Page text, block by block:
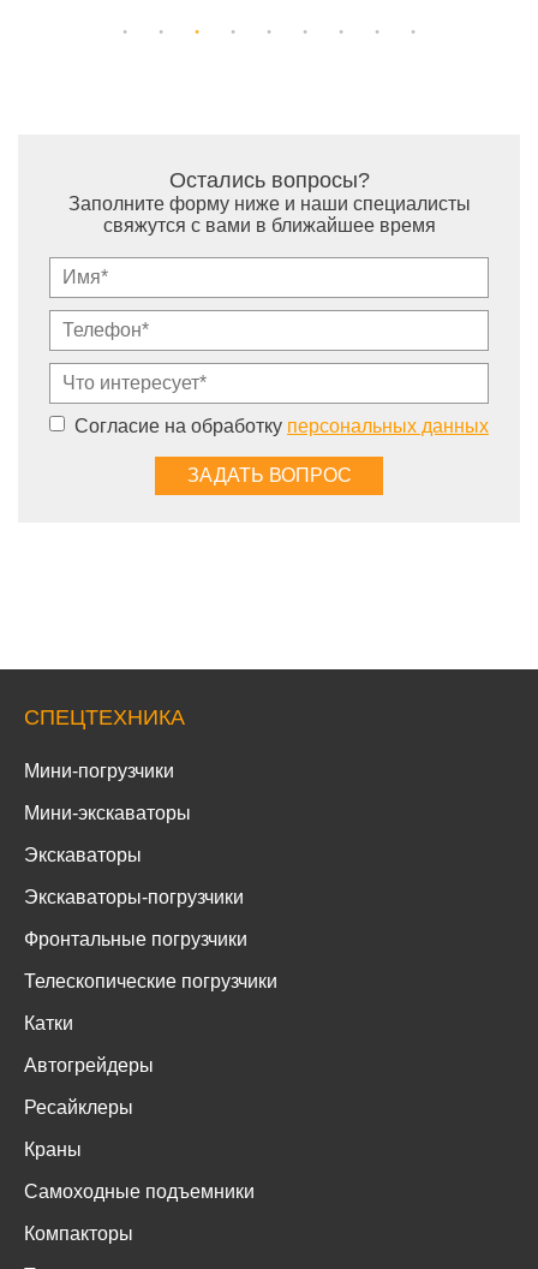
Заполните форму ниже и наши специалисты
свяжутся с вами в ближайшее время
СПЕЦТЕХНИКА
Мини-погрузчики
Мини-экскаваторы
Экскаваторы
Экскаваторы-погрузчики
Фронтальные погрузчики
Телескопические погрузчики
Катки
Автогрейдеры
Ресайклеры
Краны
Самоходные подъемники